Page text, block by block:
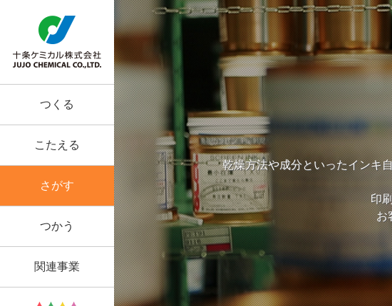
つくる
こたえる
さがす
つかう
関連事業
乾燥方法や成分といったインキ
印
お